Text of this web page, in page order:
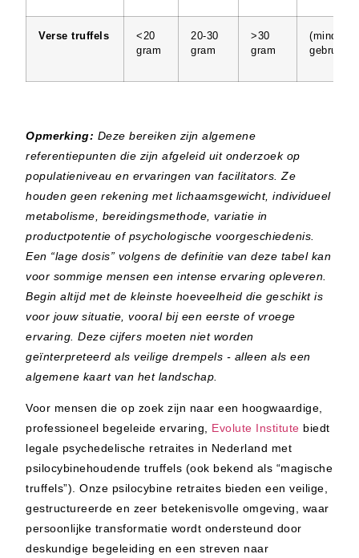
Verse truffels
<20
gram
20-30
gram
>30
gram
(minder
Opmerking: Deze bereiken zijn algemene
referentiepunten die zijn afgeleid uit onderzoek op
populatieniveau en ervaringen van facilitators. Ze
houden geen rekening met lichaamsgewicht, individueel
metabolisme, bereidingsmethode, variatie in
productpotentie of psychologische voorgeschiedenis.
Een “lage dosis” volgens de definitie van deze tabel kan
voor sommige mensen een intense ervaring opleveren.
Begin altijd met de kleinste hoeveelheid die geschikt is
voor jouw situatie, vooral bij een eerste of vroege
ervaring. Deze cijfers moeten niet worden
geïnterpreteerd als veilige drempels - alleen als een
algemene kaart van het landschap.
Voor mensen die op zoek zijn naar een hoogwaardige,
professioneel begeleide ervaring, Evolute Institute biedt
legale psychedelische retraites in Nederland met
psilocybinehoudende truffels (ook bekend als “magische
truffels”). Onze psilocybine retraites bieden een veilige,
gestructureerde en zeer betekenisvolle omgeving, waar
persoonlijke transformatie wordt ondersteund door
deskundige begeleiding en een streven naar